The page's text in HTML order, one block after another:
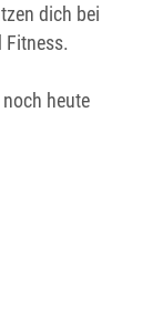
dich bei
Fitness.
heute